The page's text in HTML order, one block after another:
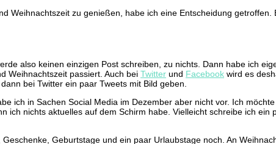
Weihnachtszeit zu genießen, habe ich eine Entscheidung getroffen.
also keinen einzigen Post schreiben, zu nichts. Dann habe ich
Weihnachtszeit passiert. Auch bei Twitter und Facebook wird es
bei Twitter ein paar Tweets mit Bild geben.
ich in Sachen Social Media im Dezember aber nicht vor. Ich
nichts aktuelles auf dem Schirm habe. Vielleicht schreibe ich ein
Geburtstage und ein paar Urlaubstage noch. An